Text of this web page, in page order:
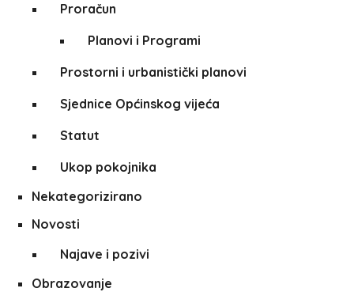
Proračun
Planovi i Programi
Prostorni i urbanistički planovi
Sjednice Općinskog vijeća
Statut
Ukop pokojnika
Nekategorizirano
Novosti
Najave i pozivi
Obrazovanje